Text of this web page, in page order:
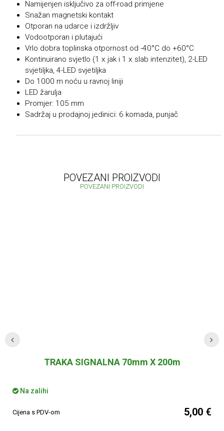
Namijenjen isključivo za off-road primjene
Snažan magnetski kontakt
Otporan na udarce i izdržljiv
Vodootporan i plutajući
Vrlo dobra toplinska otpornost od -40°C do +60°C
Kontinuirano svjetlo (1 x jak i 1 x slab intenzitet), 2-LED
svjetiljka, 4-LED svjetiljka
Do 1000 m noću u ravnoj liniji
LED žarulja
Promjer: 105 mm
Sadržaj u prodajnoj jedinici: 6 komada, punjač
POVEZANI PROIZVODI
POVEZANI PROIZVODI
TRAKA SIGNALNA 70mm X 200m
Na zalihi
Cijena s PDV-om 5,00 €